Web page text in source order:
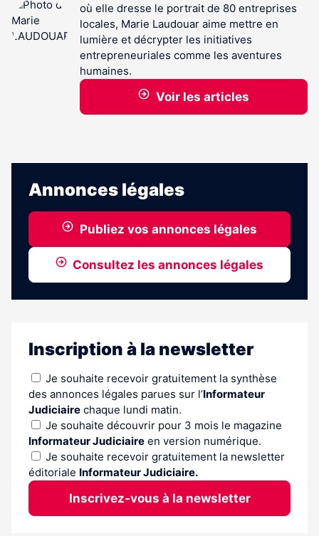
où elle dresse le portrait de 80 entreprises
locales, Marie Laudouar aime mettre en
lumière et décrypter les initiatives
entrepreneuriales comme les aventures
humaines.
Voir les articles
Annonces légales
Publiez vos annonces légales
Consultez les annonces légales
Inscription à la newsletter
Je souhaite recevoir gratuitement la synthèse
des annonces légales parues sur l’Informateur
Judiciaire chaque lundi matin.
Je souhaite découvrir pour 3 mois le magazine
Informateur Judiciaire en version numérique.
Je souhaite recevoir gratuitement la newsletter
éditoriale Informateur Judiciaire.
Inscrivez-vous à la newsletter